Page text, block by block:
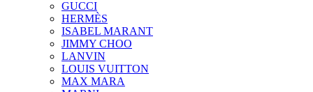
GUCCI
HERMÈS
ISABEL MARANT
JIMMY CHOO
LANVIN
LOUIS VUITTON
MAX MARA